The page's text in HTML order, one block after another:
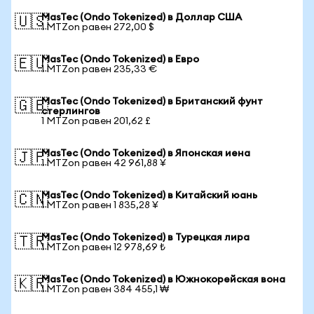
🇺🇸MasTec (Ondo Tokenized) в Доллар США
1 MTZon равен 272,00 $
🇪🇺MasTec (Ondo Tokenized) в Евро
1 MTZon равен 235,33 €
🇬🇧MasTec (Ondo Tokenized) в Британский фунт
стерлингов
1 MTZon равен 201,62 £
🇯🇵MasTec (Ondo Tokenized) в Японская иена
1 MTZon равен 42 961,88 ¥
🇨🇳MasTec (Ondo Tokenized) в Китайский юань
1 MTZon равен 1 835,28 ¥
🇹🇷MasTec (Ondo Tokenized) в Турецкая лира
1 MTZon равен 12 978,69 ₺
🇰🇷MasTec (Ondo Tokenized) в Южнокорейская вона
1 MTZon равен 384 455,1 ₩